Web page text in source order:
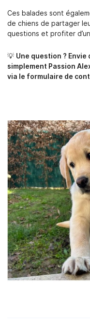
Ces balades sont
de chiens de partager
questions et profiter
💡 Une question ?
simplement Passion
via le formulaire de